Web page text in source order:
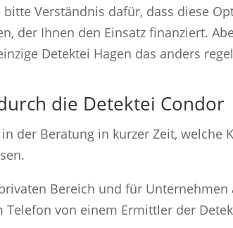
Verständnis dafür, dass diese
der Ihnen den Einsatz finanziert.
Detektei Hagen das anders
die Detektei Condor
der Beratung in kurzer Zeit, welche
Bereich und für Unternehmen
von einem Ermittler der